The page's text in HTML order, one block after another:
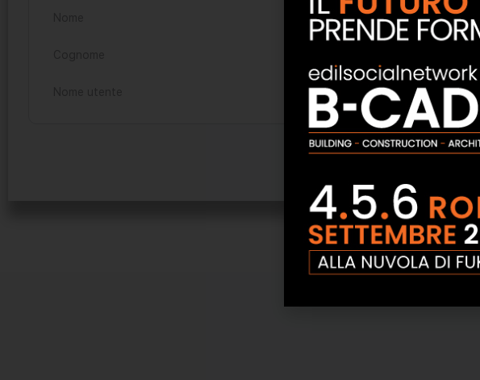
roberta
roberta-sardellarandstad-it